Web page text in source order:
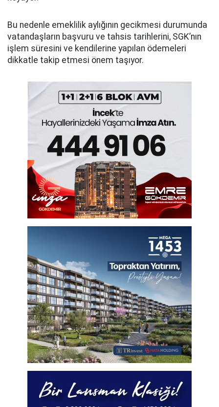
Bu nedenle emeklilik aylığının gecikmesi durumunda
vatandaşların başvuru ve tahsis tarihlerini, SGK’nın
işlem süresini ve kendilerine yapılan ödemeleri
dikkatle takip etmesi önem taşıyor.